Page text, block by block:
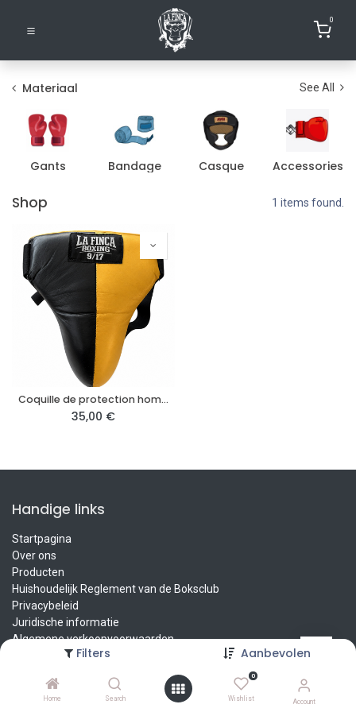
Filters Aanbevolen
Home Search
0
Wishlist Account
0
Materiaal See All
Gants Bandage Casque Accessories
Shop 1 items found.
Coquille de protection homme Black Gold
35,00 €
Handige links
Startpagina
Over ons
Producten
Huishoudelijk Reglement van de Boksclub
Privacybeleid
Juridische informatie
Algemene verkoopvoorwaarden
Over ons